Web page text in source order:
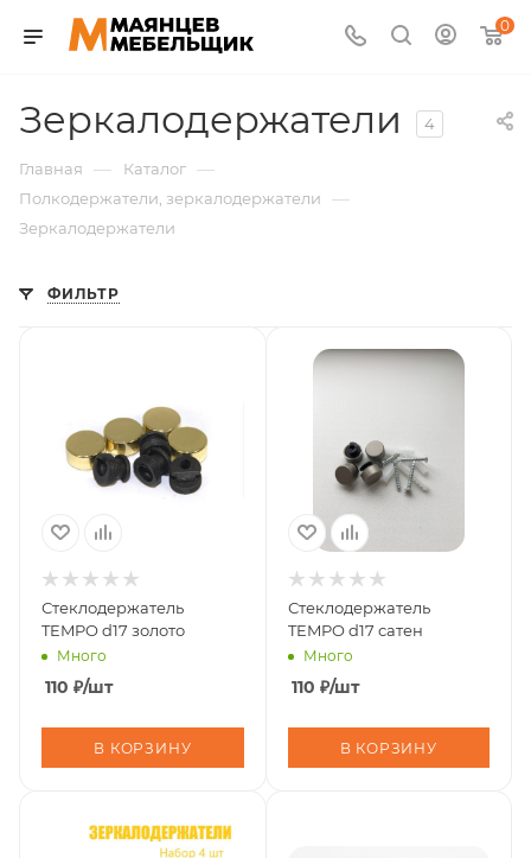
0
Зеркалодержатели 4
Главная — Каталог —
Полкодержатели, зеркалодержатели —
Зеркалодержатели
ФИЛЬТР
Стеклодержатель
TEMPO d17 золото
Много
110 ₽/шт
В КОРЗИНУ
Стеклодержатель
TEMPO d17 сатен
Много
110 ₽/шт
В КОРЗИНУ